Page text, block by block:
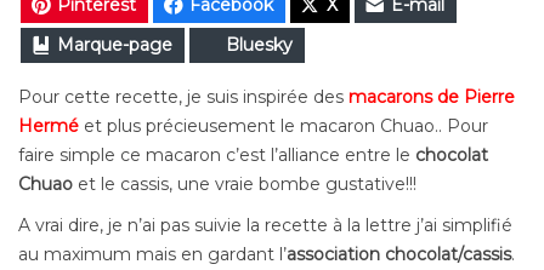
Pinterest Facebook X
E-mail
Marque-page
Bluesky
Pour cette recette, je suis inspirée des macarons de Pierre
Hermé et plus précieusement le macaron Chuao.. Pour
faire simple ce macaron c’est l’alliance entre le chocolat
Chuao et le cassis, une vraie bombe gustative!!!
A vrai dire, je n’ai pas suivie la recette à la lettre j’ai simplifié
au maximum mais en gardant l’association chocolat/cassis.